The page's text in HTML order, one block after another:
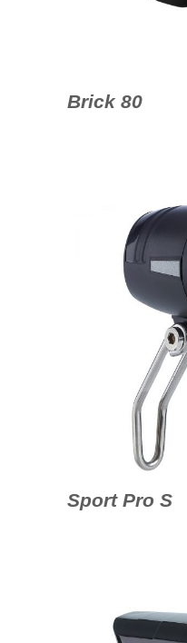
Brick 80
Sport Pro S